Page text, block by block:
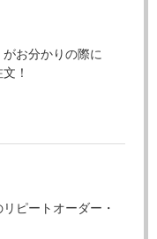
お分かりの際に
！
ピートオーダー・